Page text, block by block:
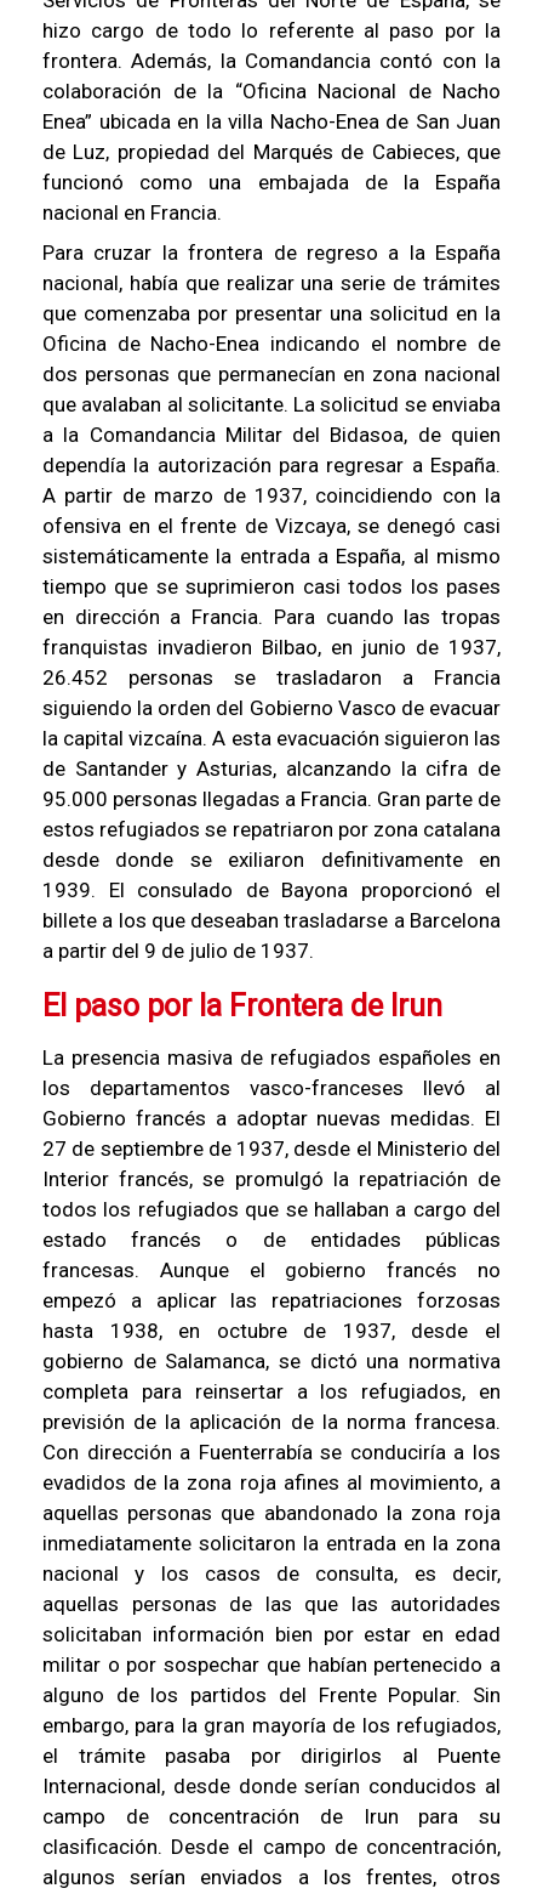
hizo cargo de todo lo referente al paso por la
frontera. Además, la Comandancia contó con la
colaboración de la “Oficina Nacional de Nacho
Enea” ubicada en la villa Nacho-Enea de San Juan
de Luz, propiedad del Marqués de Cabieces, que
funcionó como una embajada de la España
nacional en Francia.
Para cruzar la frontera de regreso a la España
nacional, había que realizar una serie de trámites
que comenzaba por presentar una solicitud en la
Oficina de Nacho-Enea indicando el nombre de
dos personas que permanecían en zona nacional
que avalaban al solicitante. La solicitud se enviaba
a la Comandancia Militar del Bidasoa, de quien
dependía la autorización para regresar a España.
A partir de marzo de 1937, coincidiendo con la
ofensiva en el frente de Vizcaya, se denegó casi
sistemáticamente la entrada a España, al mismo
tiempo que se suprimieron casi todos los pases
en dirección a Francia. Para cuando las tropas
franquistas invadieron Bilbao, en junio de 1937,
26.452 personas se trasladaron a Francia
siguiendo la orden del Gobierno Vasco de evacuar
la capital vizcaína. A esta evacuación siguieron las
de Santander y Asturias, alcanzando la cifra de
95.000 personas llegadas a Francia. Gran parte de
estos refugiados se repatriaron por zona catalana
desde donde se exiliaron definitivamente en
1939. El consulado de Bayona proporcionó el
billete a los que deseaban trasladarse a Barcelona
a partir del 9 de julio de 1937.
El paso por la Frontera de Irun
La presencia masiva de refugiados españoles en
los departamentos vasco-franceses llevó al
Gobierno francés a adoptar nuevas medidas. El
27 de septiembre de 1937, desde el Ministerio del
Interior francés, se promulgó la repatriación de
todos los refugiados que se hallaban a cargo del
estado francés o de entidades públicas
francesas. Aunque el gobierno francés no
empezó a aplicar las repatriaciones forzosas
hasta 1938, en octubre de 1937, desde el
gobierno de Salamanca, se dictó una normativa
completa para reinsertar a los refugiados, en
previsión de la aplicación de la norma francesa.
Con dirección a Fuenterrabía se conduciría a los
evadidos de la zona roja afines al movimiento, a
aquellas personas que abandonado la zona roja
inmediatamente solicitaron la entrada en la zona
nacional y los casos de consulta, es decir,
aquellas personas de las que las autoridades
solicitaban información bien por estar en edad
militar o por sospechar que habían pertenecido a
alguno de los partidos del Frente Popular. Sin
embargo, para la gran mayoría de los refugiados,
el trámite pasaba por dirigirlos al Puente
Internacional, desde donde serían conducidos al
campo de concentración de Irun para su
clasificación. Desde el campo de concentración,
algunos serían enviados a los frentes, otros